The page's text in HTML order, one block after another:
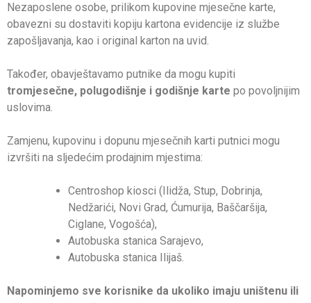
Nezaposlene osobe, prilikom kupovine mjesečne karte,
obavezni su dostaviti kopiju kartona evidencije iz službe
zapošljavanja, kao i original karton na uvid.
Također, obavještavamo putnike da mogu kupiti
tromjesečne, polugodišnje i godišnje karte po povoljnijim
uslovima.
Zamjenu, kupovinu i dopunu mjesečnih karti putnici mogu
izvršiti na sljedećim prodajnim mjestima:
Centroshop kiosci (Ilidža, Stup, Dobrinja,
Nedžarići, Novi Grad, Ćumurija, Baščaršija,
Ciglane, Vogošća),
Autobuska stanica Sarajevo,
Autobuska stanica Ilijaš.
Napominjemo sve korisnike da ukoliko imaju uništenu ili